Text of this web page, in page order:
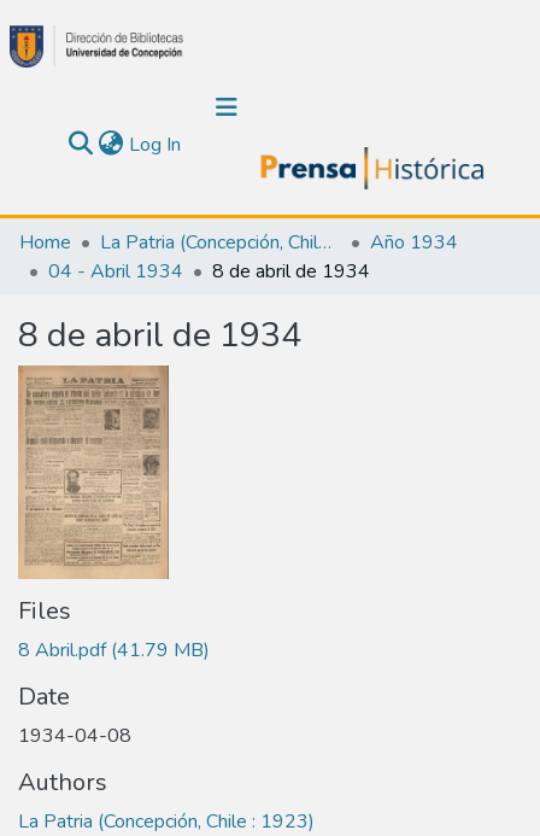
Log In(current)
Communities & Collections
Calendar
All of DSpace
Statistics
Home La Patria (Concepción, Chile : 1923)
Año 1934
04 - Abril 1934
8 de abril de 1934
8 de abril de 1934
Files
8 Abril.pdf(41.79 MB)
Date
1934-04-08
Authors
La Patria (Concepción, Chile : 1923)